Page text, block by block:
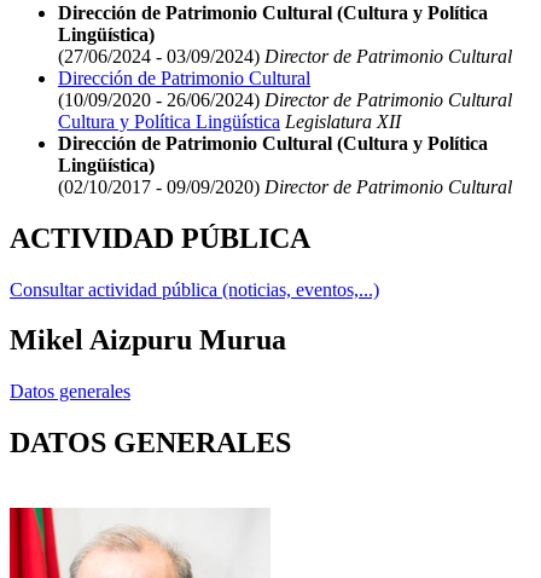
Dirección de Patrimonio Cultural (Cultura y Política
Lingüística)
(27/06/2024 - 03/09/2024) Director de Patrimonio Cultural
Dirección de Patrimonio Cultural
(10/09/2020 - 26/06/2024) Director de Patrimonio Cultural
Cultura y Política Lingüística Legislatura XII
Dirección de Patrimonio Cultural (Cultura y Política
Lingüística)
(02/10/2017 - 09/09/2020) Director de Patrimonio Cultural
ACTIVIDAD PÚBLICA
Consultar actividad pública (noticias, eventos,...)
Mikel Aizpuru Murua
Datos generales
DATOS GENERALES